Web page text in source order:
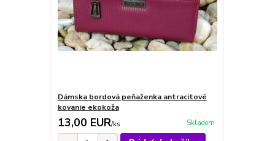
Dámska bordová peňaženka antracitové
kovanie ekokoža
13,00 EUR/ks Skladom